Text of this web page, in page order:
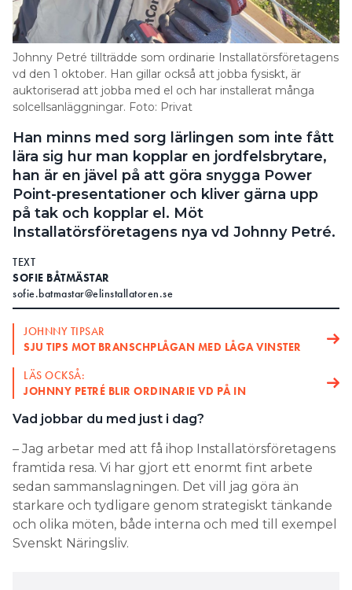
Search for:
SEARCH
Johnny Petré tillträdde som ordinarie Installatörsföretagens
vd den 1 oktober. Han gillar också att jobba fysiskt, är
auktoriserad att jobba med el och har installerat många
solcellsanläggningar. Foto: Privat
Han minns med sorg lärlingen som inte fått
lära sig hur man kopplar en jordfelsbrytare,
han är en jävel på att göra snygga Power
Point-presentationer och kliver gärna upp
på tak och kopplar el. Möt
Installatörsföretagens nya vd Johnny Petré.
TEXT
SOFIE BÅTMÄSTAR
sofie.batmastar@elinstallatoren.se
JOHNNY TIPSAR
SJU TIPS MOT BRANSCHPLÅGAN MED LÅGA VINSTER
LÄS OCKSÅ:
JOHNNY PETRÉ BLIR ORDINARIE VD PÅ IN
Vad jobbar du med just i dag?
– Jag arbetar med att få ihop Installatörsföretagens
framtida resa. Vi har gjort ett enormt fint arbete
sedan sammanslagningen. Det vill jag göra än
starkare och tydligare genom strategiskt tänkande
och olika möten, både interna och med till exempel
Svenskt Näringsliv.